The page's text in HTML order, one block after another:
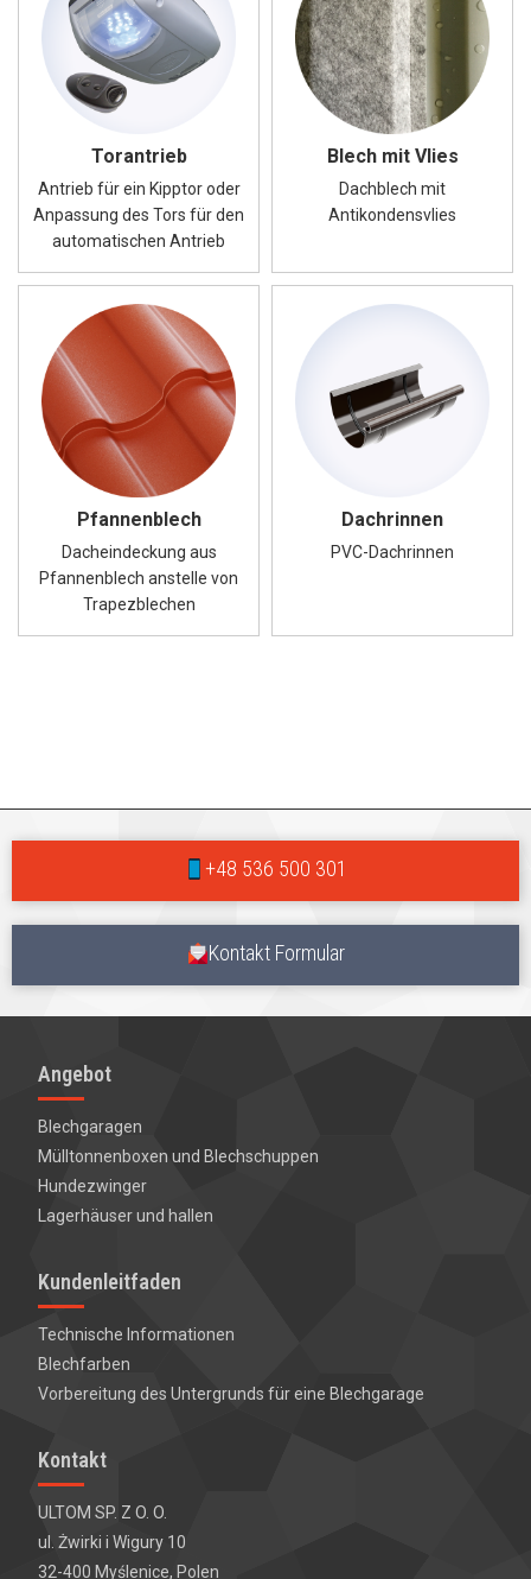
Torantrieb
Antrieb für ein Kipptor oder
Anpassung des Tors für den
automatischen Antrieb
Blech mit Vlies
Dachblech mit
Antikondensvlies
Pfannenblech
Dacheindeckung aus
Pfannenblech anstelle von
Trapezblechen
Dachrinnen
PVC-Dachrinnen
+48 536 500 301
Kontakt Formular
Angebot
Blechgaragen
Mülltonnenboxen und Blechschuppen
Hundezwinger
Lagerhäuser und hallen
Kundenleitfaden
Technische Informationen
Blechfarben
Vorbereitung des Untergrunds für eine Blechgarage
Kontakt
ULTOM SP. Z O. O.
ul. Żwirki i Wigury 10
32-400 Myślenice, Polen